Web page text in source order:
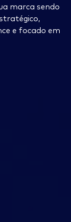
marca sendo
e focado em